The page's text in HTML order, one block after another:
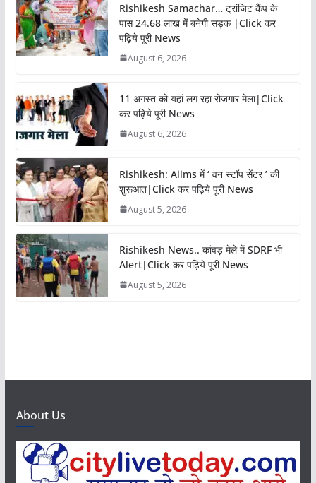
Rishikesh Samachar… ट्रांजिट कैंप के
पास 24.68 लाख में बनेगी सड़क |Click कर
पढ़िये पूरी News
August 6, 2026
11 अगस्त को यहां लग रहा रोजगार मेला|Click
कर पढ़िये पूरी News
August 6, 2026
Rishikesh: Aiims में ‘ वन स्टॉप सेंटर ’ की
शुरूआत|Click कर पढ़िये पूरी News
August 5, 2026
Rishikesh News.. कांवड़ मेले में SDRF भी
Alert|Click कर पढ़िये पूरी News
August 5, 2026
About Us